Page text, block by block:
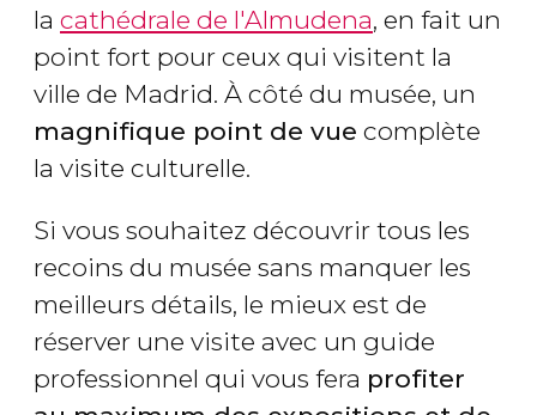
la cathédrale de l'Almudena, en fait un
point fort pour ceux qui visitent la
ville de Madrid. À côté du musée, un
magnifique point de vue complète
la visite culturelle.
Si vous souhaitez découvrir tous les
recoins du musée sans manquer les
meilleurs détails, le mieux est de
réserver une visite avec un guide
professionnel qui vous fera profiter